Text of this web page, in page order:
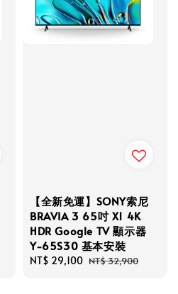
【全新免運】SONY索尼
BRAVIA 3 65吋 X1 4K
HDR Google TV 顯示器
Y-65S30 基本安裝
Sale
NT$ 29,100 Regular
NT$ 32,900